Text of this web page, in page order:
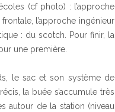
(cf photo) : l’approche
l’approche ingénieur
: du scotch. Pour finir, la
une première.
le sac et son système de
la buée s’accumule très
autour de la station (niveau